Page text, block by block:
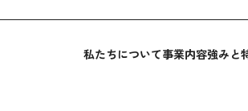
私たちについて事業内容強みと